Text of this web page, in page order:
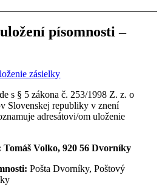
písomnosti –
zásielky
s § 5 zákona č. 253/1998 Z. z. o
Slovenskej republiky v znení
adresátovi/om uloženie
Tomáš Volko, 920 56 Dvorníky
Pošta Dvorníky, Poštový